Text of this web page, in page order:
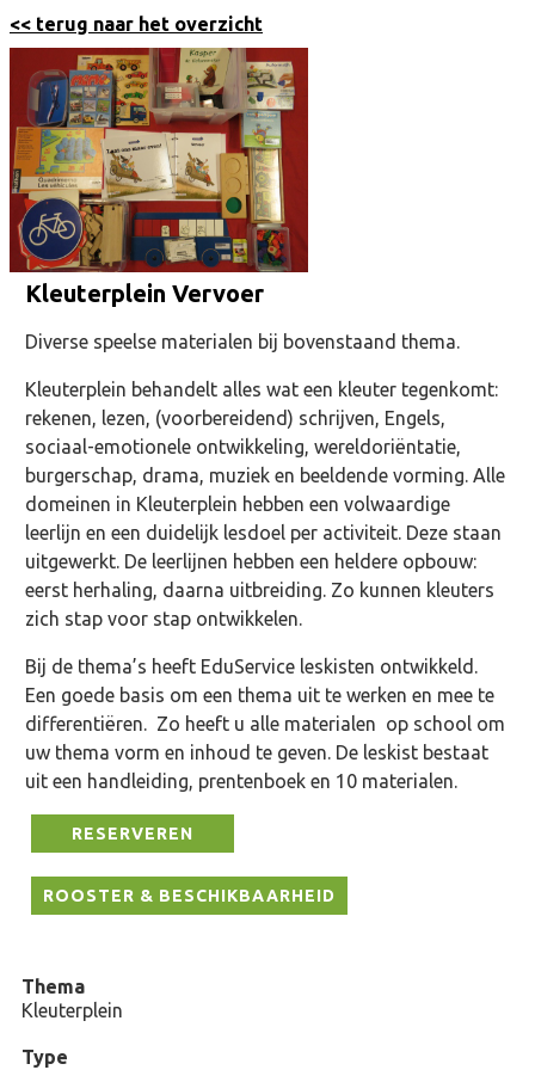
<< terug naar het overzicht
Kleuterplein Vervoer
Diverse speelse materialen bij bovenstaand thema.
Kleuterplein behandelt alles wat een kleuter tegenkomt:
rekenen, lezen, (voorbereidend) schrijven, Engels,
sociaal-emotionele ontwikkeling, wereldoriëntatie,
burgerschap, drama, muziek en beeldende vorming. Alle
domeinen in Kleuterplein hebben een volwaardige
leerlijn en een duidelijk lesdoel per activiteit. Deze staan
uitgewerkt. De leerlijnen hebben een heldere opbouw:
eerst herhaling, daarna uitbreiding. Zo kunnen kleuters
zich stap voor stap ontwikkelen.
Bij de thema’s heeft EduService leskisten ontwikkeld.
Een goede basis om een thema uit te werken en mee te
differentiëren. Zo heeft u alle materialen op school om
uw thema vorm en inhoud te geven. De leskist bestaat
uit een handleiding, prentenboek en 10 materialen.
RESERVEREN
ROOSTER & BESCHIKBAARHEID
Thema
Kleuterplein
Type